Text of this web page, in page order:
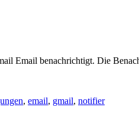
Email benachrichtigt. Die
, email, gmail, notifier